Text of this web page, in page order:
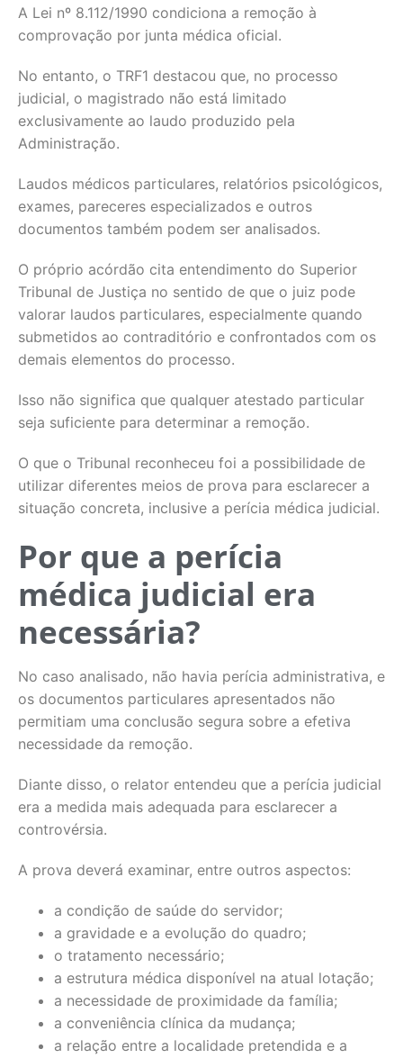
A Lei nº 8.112/1990 condiciona a remoção à
comprovação por junta médica oficial.
No entanto, o TRF1 destacou que, no processo
judicial, o magistrado não está limitado
exclusivamente ao laudo produzido pela
Administração.
Laudos médicos particulares, relatórios psicológicos,
exames, pareceres especializados e outros
documentos também podem ser analisados.
O próprio acórdão cita entendimento do Superior
Tribunal de Justiça no sentido de que o juiz pode
valorar laudos particulares, especialmente quando
submetidos ao contraditório e confrontados com os
demais elementos do processo.
Isso não significa que qualquer atestado particular
seja suficiente para determinar a remoção.
O que o Tribunal reconheceu foi a possibilidade de
utilizar diferentes meios de prova para esclarecer a
situação concreta, inclusive a perícia médica judicial.
Por que a perícia
médica judicial era
necessária?
No caso analisado, não havia perícia administrativa, e
os documentos particulares apresentados não
permitiam uma conclusão segura sobre a efetiva
necessidade da remoção.
Diante disso, o relator entendeu que a perícia judicial
era a medida mais adequada para esclarecer a
controvérsia.
A prova deverá examinar, entre outros aspectos:
a condição de saúde do servidor;
a gravidade e a evolução do quadro;
o tratamento necessário;
a estrutura médica disponível na atual lotação;
a necessidade de proximidade da família;
a conveniência clínica da mudança;
a relação entre a localidade pretendida e a